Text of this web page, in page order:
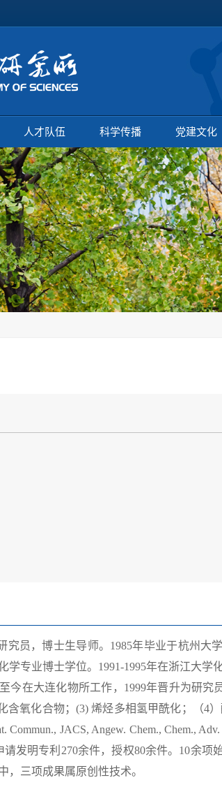
人才队伍 科学传播 党建文化
，博士生导师。1985年毕业于杭州大学
学专业博士学位。1991-1995年在浙江大学
今在大连化物所工作，1999年晋升为研
含氧化合物；(3) 烯烃多相氢甲酰化；（4
Commun., JACS, Angew. Chem., Chem.,
请发明专利270余件，授权80余件。10余
，三项成果属原创性技术。